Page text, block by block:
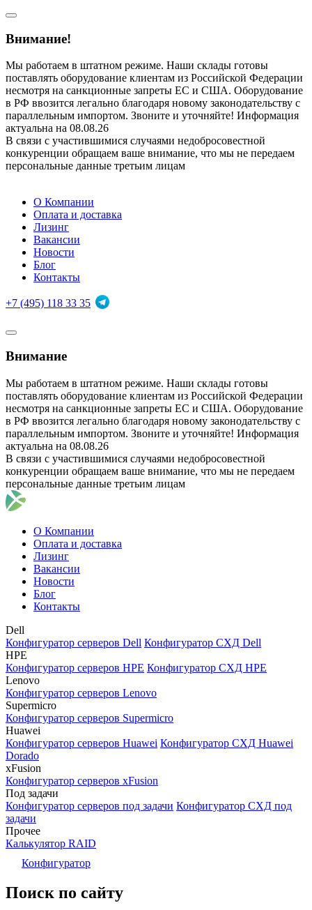
Внимание!
Мы работаем в штатном режиме. Наши склады готовы
поставлять оборудование клиентам из Российской Федерации
несмотря на санкционные запреты ЕС и США. Оборудование
в РФ ввозится легально благодаря новому законодательству с
параллельным импортом. Звоните и уточняйте! Информация
актуальна на 08.08.26
В связи с участившимися случаями недобросовестной
конкуренции обращаем ваше внимание, что мы не передаем
персональные данные третьим лицам
О Компании
Оплата и доставка
Лизинг
Вакансии
Новости
Блог
Контакты
+7 (495) 118 33 35
Внимание
Мы работаем в штатном режиме. Наши склады готовы
поставлять оборудование клиентам из Российской Федерации
несмотря на санкционные запреты ЕС и США. Оборудование
в РФ ввозится легально благодаря новому законодательству с
параллельным импортом. Звоните и уточняйте! Информация
актуальна на 08.08.26
В связи с участившимися случаями недобросовестной
конкуренции обращаем ваше внимание, что мы не передаем
персональные данные третьим лицам
О Компании
Оплата и доставка
Лизинг
Вакансии
Новости
Блог
Контакты
Dell
Конфигуратор серверов Dell Конфигуратор СХД Dell
HPE
Конфигуратор серверов HPE Конфигуратор СХД HPE
Lenovo
Конфигуратор серверов Lenovo
Supermicro
Конфигуратор серверов Supermicro
Huawei
Конфигуратор серверов Huawei Конфигуратор СХД Huawei
Dorado
xFusion
Конфигуратор серверов xFusion
Под задачи
Конфигуратор серверов под задачи Конфигуратор СХД под
задачи
Прочее
Калькулятор RAID
Конфигуратор
Поиск по сайту